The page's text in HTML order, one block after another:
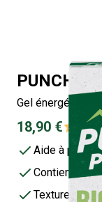
PUNCH
Gel énergétique
18,90 €
Aide à
Contient de
Texture fluide